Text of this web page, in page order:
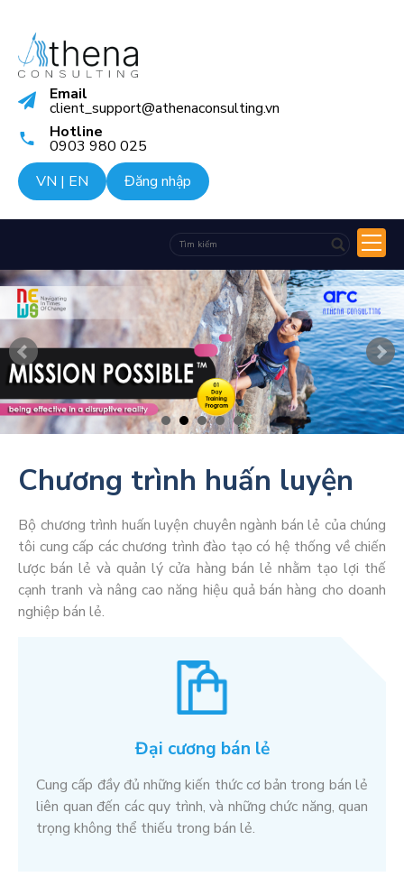
Email
client_support@athenaconsulting.vn
Hotline
0903 980 025
VN | EN Đăng nhập
Chương trình huấn luyện
Bộ chương trình huấn luyện chuyên ngành bán lẻ của chúng
tôi cung cấp các chương trình đào tạo có hệ thống về chiến
lược bán lẻ và quản lý cửa hàng bán lẻ nhằm tạo lợi thế
cạnh tranh và nâng cao năng hiệu quả bán hàng cho doanh
nghiệp bán lẻ.
Đại cương bán lẻ
Cung cấp đầy đủ những kiến thức cơ bản trong bán lẻ
liên quan đến các quy trình, và những chức năng, quan
trọng không thể thiếu trong bán lẻ.